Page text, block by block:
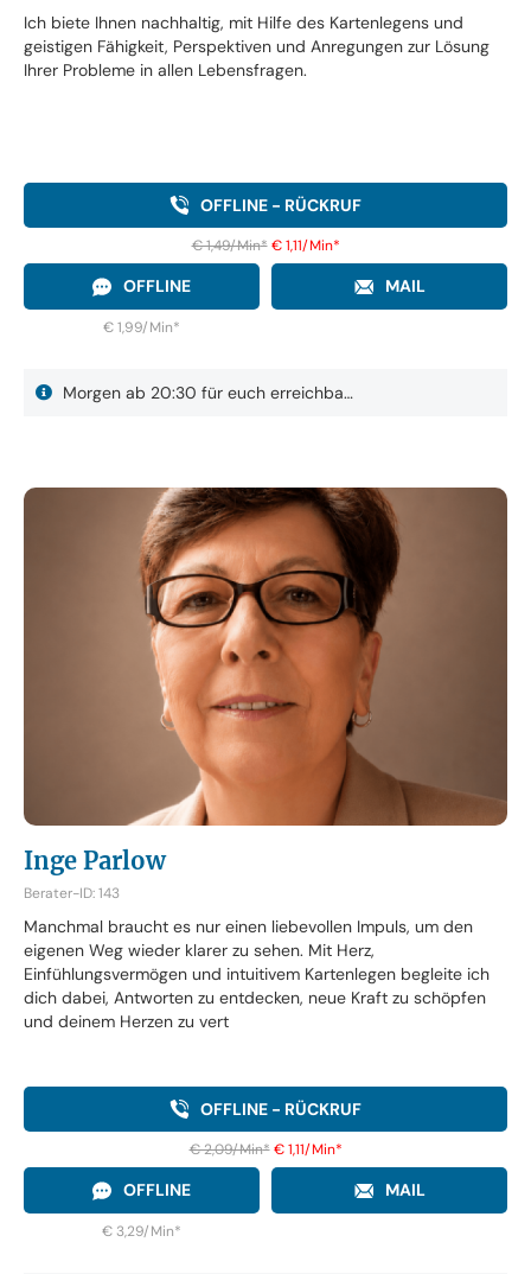
Ich biete Ihnen nachhaltig, mit Hilfe des Kartenlegens und
geistigen Fähigkeit, Perspektiven und Anregungen zur Lösung
Ihrer Probleme in allen Lebensfragen.
OFFLINE - RÜCKRUF
€ 1,49/Min* € 1,11/Min*
OFFLINE MAIL
€ 1,99/Min*
Morgen ab 20:30 für euch erreichba…
Inge Parlow
Berater-ID: 143
Manchmal braucht es nur einen liebevollen Impuls, um den
eigenen Weg wieder klarer zu sehen. Mit Herz,
Einfühlungsvermögen und intuitivem Kartenlegen begleite ich
dich dabei, Antworten zu entdecken, neue Kraft zu schöpfen
und deinem Herzen zu vert
OFFLINE - RÜCKRUF
€ 2,09/Min* € 1,11/Min*
OFFLINE MAIL
€ 3,29/Min*